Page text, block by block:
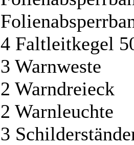
4 Faltleitkegel
3 Warnweste
2 Warndreieck
2 Warnleuchte
3